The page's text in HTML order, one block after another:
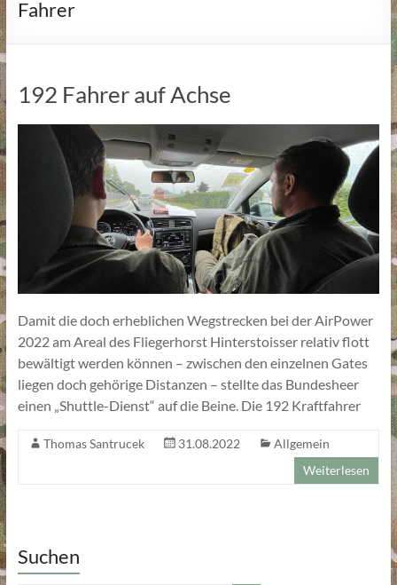
Fahrer
192 Fahrer auf Achse
Damit die doch erheblichen Wegstrecken bei der AirPower
2022 am Areal des Fliegerhorst Hinterstoisser relativ flott
bewältigt werden können – zwischen den einzelnen Gates
liegen doch gehörige Distanzen – stellte das Bundesheer
einen „Shuttle-Dienst“ auf die Beine. Die 192 Kraftfahrer
Thomas Santrucek 31.08.2022
Allgemein
Weiterlesen
Suchen